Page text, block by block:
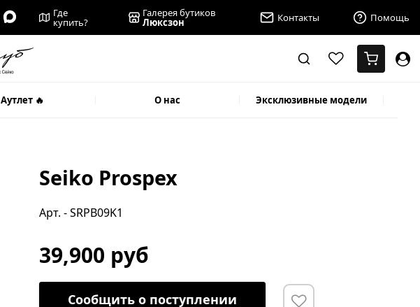
Где
купить?
Галерея бутиков
Люксзон Контакты Помощь
Аутлет 🔥 О нас Эксклюзивные модели
Seiko Prospex
Арт. - SRPB09K1
39,900 руб
Сообщить о поступлении